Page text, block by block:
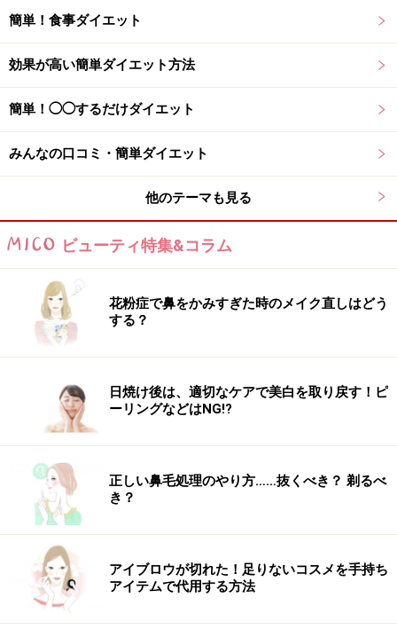
血糖値の上昇により、インスリンが過剰分泌され、行き
と蓄積されることになります。
筋肉は血液やリンパ液の代謝を上げますから筋肉量が減
ると老廃物の排出システムが妨害されます。そこに水分
の排出自体を阻害する作用と重なり、不要な水分や老廃
エッターほど強くそれが原因で逆効果になるのです。
まさに悪夢のサイクルとなります。
ストレス→コルチゾール分泌→むくみ・脂肪蓄積→スト
レス…… というような。
ストレスによる行動への影響
■セロトニン分泌量の低下/不足
セロトニンとは幸せのホルモンともよばれる、脳の神経
伝達物質です。セロトニンにはストレスを軽減してくれ
る働きがありますが、ストレスが長期でかかると大量に
消費され不足してしまいます。 甘い物に含まれるブドウ
糖は、セロトニンの生成を助ける働きがあります。スト
レスでセロトニンが不足してくるとそれを補充するた
め、無意識に甘いものが欲しくなったり、過食に繋がっ
簡単！食事ダイエット
効果が高い簡単ダイエット方法
簡単！◯◯するだけダイエット
みんなの口コミ・簡単ダイエット
他のテーマも見る
ビューティ特集&コラム
花粉症で鼻をかみすぎた時のメイク直しはどう
する？
日焼け後は、適切なケアで美白を取り戻す！ピ
ーリングなどはNG!?
正しい鼻毛処理のやり方……抜くべき？ 剃るべ
き？
アイブロウが切れた！足りないコスメを手持ち
アイテムで代用する方法